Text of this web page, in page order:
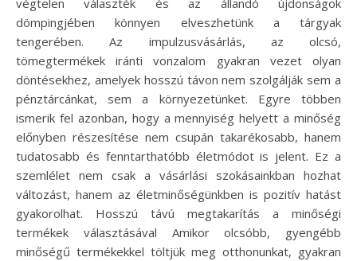
dömpingjében könnyen elveszhetünk a tárgyak
tengerében. Az impulzusvásárlás, az olcsó,
tömegtermékek iránti vonzalom gyakran vezet olyan
döntésekhez, amelyek hosszú távon nem szolgálják sem a
pénztárcánkat, sem a környezetünket. Egyre többen
ismerik fel azonban, hogy a mennyiség helyett a minőség
előnyben részesítése nem csupán takarékosabb, hanem
tudatosabb és fenntarthatóbb életmódot is jelent. Ez a
szemlélet nem csak a vásárlási szokásainkban hozhat
változást, hanem az életminőségünkben is pozitív hatást
gyakorolhat. Hosszú távú megtakarítás a minőségi
termékek választásával Amikor olcsóbb, gyengébb
minőségű termékekkel töltjük meg otthonunkat, gyakran